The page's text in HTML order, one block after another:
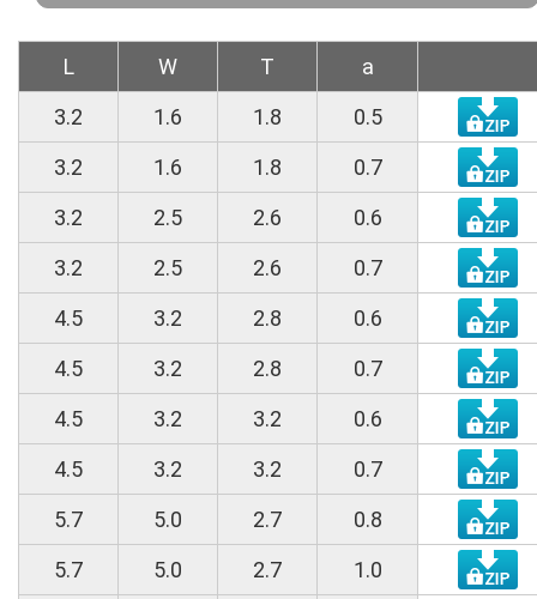
L W T
a
3.2
1.6 1.8
0.5
3.2
1.6 1.8
0.7
3.2
2.5 2.6
0.6
3.2
2.5 2.6
0.7
4.5
3.2 2.8
0.6
4.5
3.2 2.8
0.7
4.5
3.2 3.2
0.6
4.5
3.2 3.2
0.7
5.7
5.0 2.7
0.8
5.7
5.0 2.7
1.0